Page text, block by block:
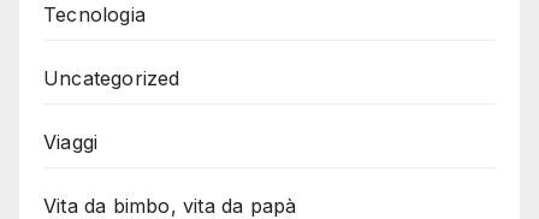
Tecnologia
Uncategorized
Viaggi
Vita da bimbo, vita da papà